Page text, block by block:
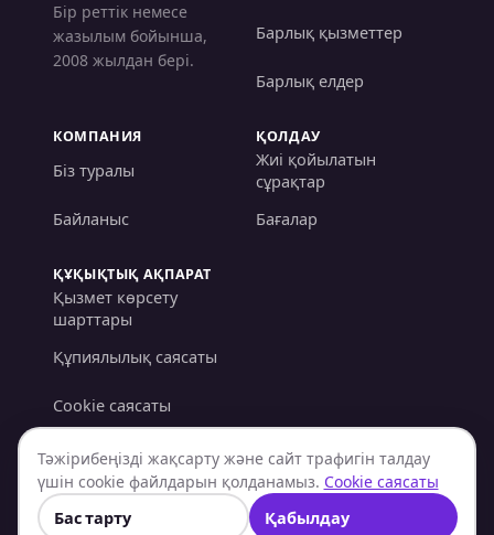
Бір реттік немесе
жазылым бойынша,
2008 жылдан бері.
Барлық қызметтер
Барлық елдер
КОМПАНИЯ
Біз туралы
Байланыс
ҚОЛДАУ
Жиі қойылатын
сұрақтар
Бағалар
ҚҰҚЫҚТЫҚ АҚПАРАТ
Қызмет көрсету
шарттары
Құпиялылық саясаты
Cookie саясаты
AML/KYC саясаты
Қайтарым саясаты
Тәжірибеңізді жақсарту және сайт трафигін талдау
үшін cookie файлдарын қолданамыз. Cookie саясаты
Бас тарту Қабылдау